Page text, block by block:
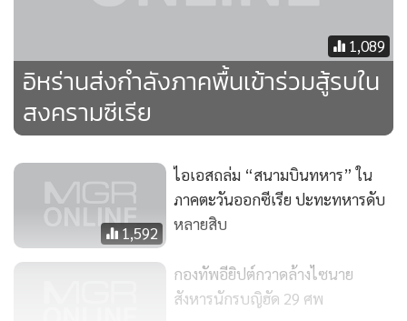
1,089
อิหร่านส่งกำลังภาคพื้นเข้าร่วมสู้รบใน
สงครามซีเรีย
1,592
ไอเอสถล่ม “สนามบินทหาร” ใน
ภาคตะวันออกซีเรีย ปะทะทหารดับ
หลายสิบ
กองทัพอียิปต์กวาดล้างไซนาย
สังหารนักรบญิฮัด 29 ศพ